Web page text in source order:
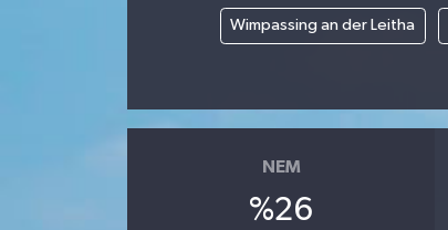
Wimpassing an der Leitha
NEM
%26